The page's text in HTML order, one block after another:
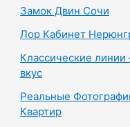
Замок Двин Сочи
Лор Кабинет
Классические
вкус
Реальные
Квартир